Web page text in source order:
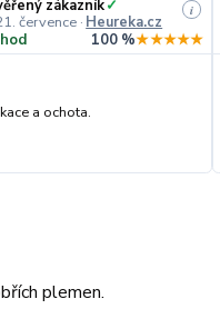
zákazník✓
července · Heureka.cz
i
100 %★★★★★
a ochota.
plemen.